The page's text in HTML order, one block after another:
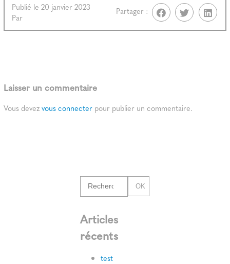
Publié le 20 janvier 2023
Par
Partager :
Laisser un commentaire
Vous devezvous connecter pour publier un commentaire.
OK
Articles
récents
test